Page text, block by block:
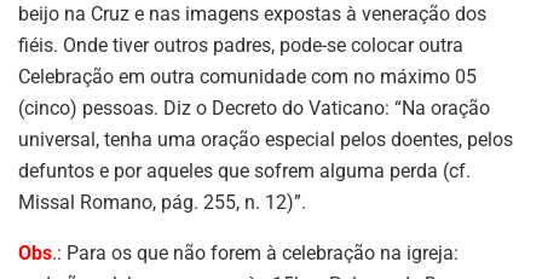
beijo na Cruz e nas imagens expostas à veneração dos
fiéis. Onde tiver outros padres, pode-se colocar outra
Celebração em outra comunidade com no máximo 05
(cinco) pessoas. Diz o Decreto do Vaticano: “Na oração
universal, tenha uma oração especial pelos doentes, pelos
defuntos e por aqueles que sofrem alguma perda (cf.
Missal Romano, pág. 255, n. 12)”.
Obs.: Para os que não forem à celebração na igreja: